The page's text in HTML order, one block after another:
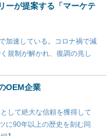
ーが提案する「マーケテ
加速している。コロナ禍で減
規制が解かれ、復調の兆し
OEM企業
して絶大な信頼を獲得して
に90年以上の歴史を刻む同